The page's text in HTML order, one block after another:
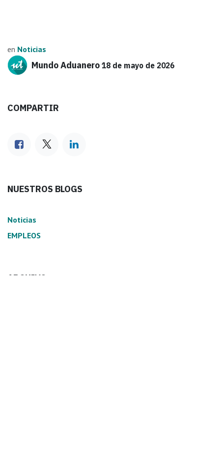
en Noticias
Mundo Aduanero 18 de mayo de 2026
COMPARTIR
NUESTROS BLOGS
Noticias
EMPLEOS
ARCHIVO